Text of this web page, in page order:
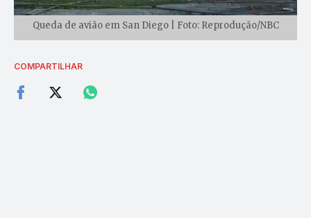
Queda de avião em San Diego | Foto: Reprodução/NBC
COMPARTILHAR